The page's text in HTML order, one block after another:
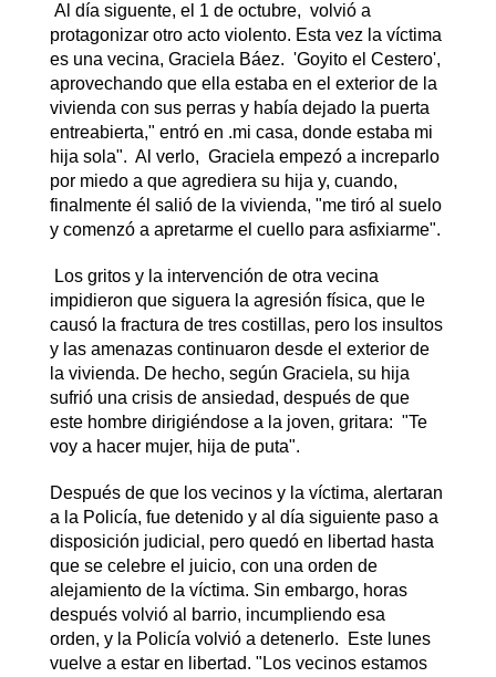
Al día siguente, el 1 de octubre, volvió a
protagonizar otro acto violento. Esta vez la víctima
es una vecina, Graciela Báez. 'Goyito el Cestero',
aprovechando que ella estaba en el exterior de la
vivienda con sus perras y había dejado la puerta
entreabierta," entró en .mi casa, donde estaba mi
hija sola". Al verlo, Graciela empezó a increparlo
por miedo a que agrediera su hija y, cuando,
finalmente él salió de la vivienda, "me tiró al suelo
y comenzó a apretarme el cuello para asfixiarme".
Los gritos y la intervención de otra vecina
impidieron que siguera la agresión física, que le
causó la fractura de tres costillas, pero los insultos
y las amenazas continuaron desde el exterior de
la vivienda. De hecho, según Graciela, su hija
sufrió una crisis de ansiedad, después de que
este hombre dirigiéndose a la joven, gritara: "Te
voy a hacer mujer, hija de puta".
Después de que los vecinos y la víctima, alertaran
a la Policía, fue detenido y al día siguiente paso a
disposición judicial, pero quedó en libertad hasta
que se celebre el juicio, con una orden de
alejamiento de la víctima. Sin embargo, horas
después volvió al barrio, incumpliendo esa
orden, y la Policía volvió a detenerlo. Este lunes
vuelve a estar en libertad. "Los vecinos estamos